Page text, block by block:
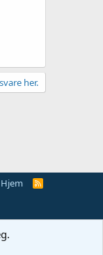
her.
Hjem
R